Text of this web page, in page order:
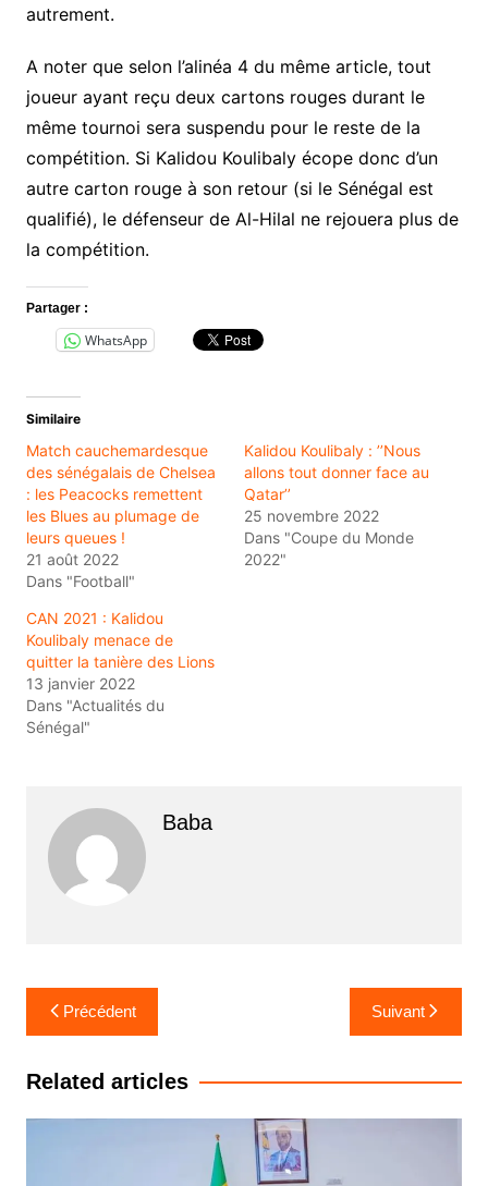
autrement.
A noter que selon l’alinéa 4 du même article, tout
joueur ayant reçu deux cartons rouges durant le
même tournoi sera suspendu pour le reste de la
compétition. Si Kalidou Koulibaly écope donc d’un
autre carton rouge à son retour (si le Sénégal est
qualifié), le défenseur de Al-Hilal ne rejouera plus de
la compétition.
Partager :
WhatsApp
Similaire
Match cauchemardesque
des sénégalais de Chelsea
: les Peacocks remettent
les Blues au plumage de
leurs queues !
21 août 2022
Dans "Football"
Kalidou Koulibaly : ’’Nous
allons tout donner face au
Qatar’’
25 novembre 2022
Dans "Coupe du Monde
2022"
CAN 2021 : Kalidou
Koulibaly menace de
quitter la tanière des Lions
13 janvier 2022
Dans "Actualités du
Sénégal"
Baba
Navigation
de
l’article
Précédent Suivant
Related articles